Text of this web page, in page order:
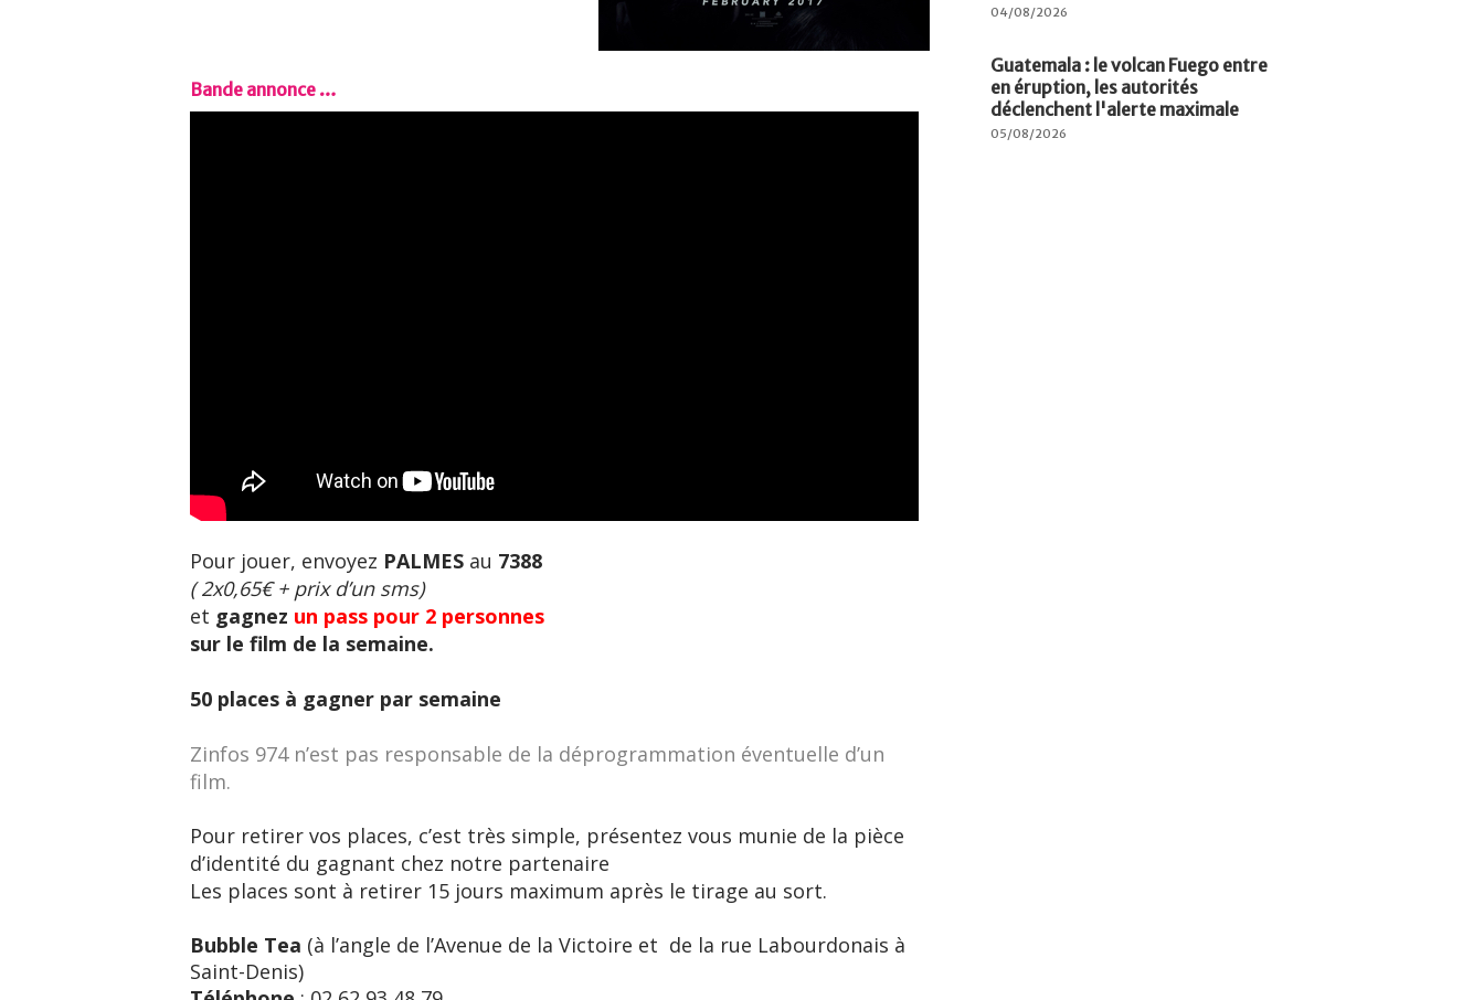
Bande annonce …
Pour jouer, envoyez PALMES au 7388
( 2x0,65€ + prix d’un sms)
et gagnez un pass pour 2 personnes
sur le film de la semaine.
50 places à gagner par semaine
Zinfos 974 n’est pas responsable de la déprogrammation éventuelle d’un
film.
Pour retirer vos places, c’est très simple, présentez vous munie de la pièce
d’identité du gagnant chez notre partenaire
Les places sont à retirer 15 jours maximum après le tirage au sort.
Bubble Tea (à l’angle de l’Avenue de la Victoire et de la rue Labourdonais à
Saint-Denis)
04/08/2026
Guatemala : le volcan Fuego entre
en éruption, les autorités
déclenchent l'alerte maximale
05/08/2026